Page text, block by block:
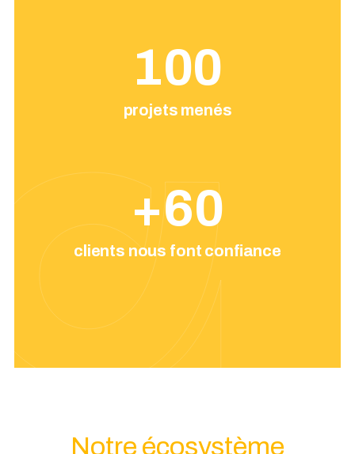
100
projets menés
+60
clients nous font confiance
Notre écosystème